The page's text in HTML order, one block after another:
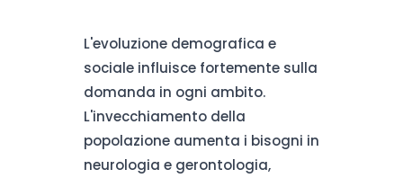
L'evoluzione demografica e
sociale influisce fortemente sulla
domanda in ogni ambito.
L'invecchiamento della
popolazione aumenta i bisogni in
neurologia e gerontologia,